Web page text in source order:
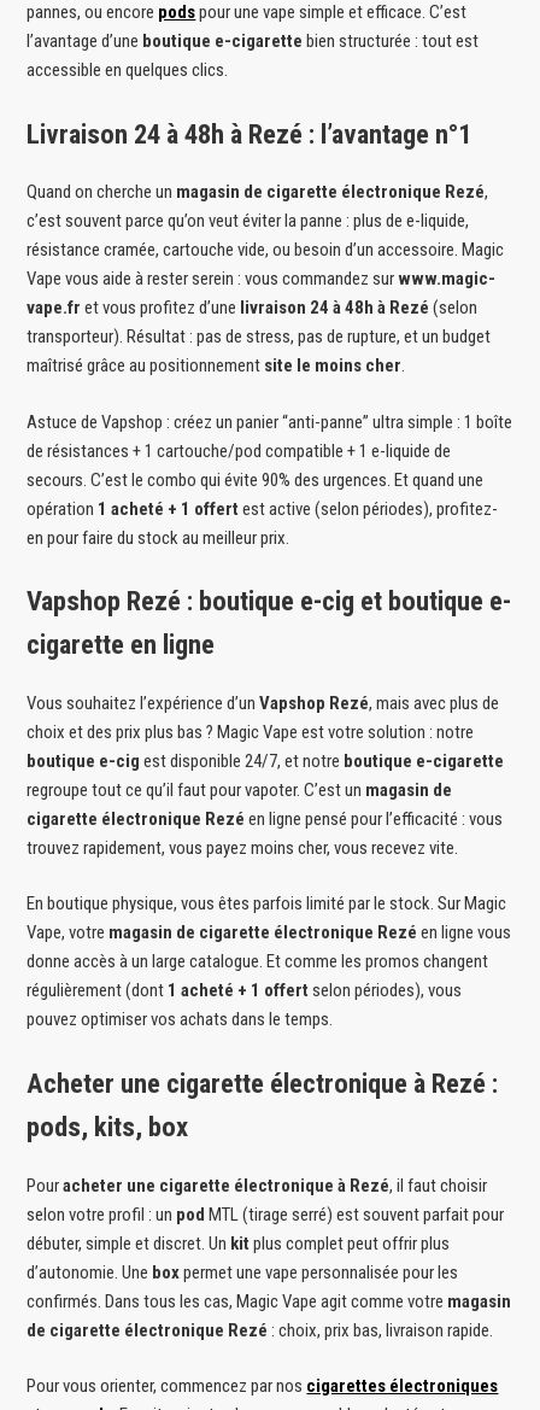
pannes, ou encore podspour une vape simple et efficace. C’est
l’avantage d’une boutique e-cigarette bien structurée : tout est
accessible en quelques clics.
Livraison 24 à 48h à Rezé : l’avantage n°1
Quand on cherche un magasin de cigarette électronique Rezé,
c’est souvent parce qu’on veut éviter la panne : plus de e-liquide,
résistance cramée, cartouche vide, ou besoin d’un accessoire. Magic
Vape vous aide à rester serein : vous commandez surwww.magic-
vape.fr et vous profitez d’une livraison 24 à 48h à Rezé (selon
transporteur). Résultat : pas de stress, pas de rupture, et un budget
maîtrisé grâce au positionnement site le moins cher.
Astuce de Vapshop : créez un panier “anti-panne” ultra simple : 1 boîte
de résistances + 1 cartouche/pod compatible + 1 e-liquide de
secours. C’est le combo qui évite 90% des urgences. Et quand une
opération 1 acheté + 1 offert est active (selon périodes), profitez-
en pour faire du stock au meilleur prix.
Vapshop Rezé : boutique e-cig et boutique e-
cigarette en ligne
Vous souhaitez l’expérience d’unVapshop Rezé, mais avec plus de
choix et des prix plus bas ? Magic Vape est votre solution : notre
boutique e-cig est disponible 24/7, et notre boutique e-cigarette
regroupe tout ce qu’il faut pour vapoter. C’est un magasin de
cigarette électronique Rezé en ligne pensé pour l’efficacité : vous
trouvez rapidement, vous payez moins cher, vous recevez vite.
En boutique physique, vous êtes parfois limité par le stock. Sur Magic
Vape, votre magasin de cigarette électronique Rezé en ligne vous
donne accès à un large catalogue. Et comme les promos changent
régulièrement (dont 1 acheté + 1 offert selon périodes), vous
pouvez optimiser vos achats dans le temps.
Acheter une cigarette électronique à Rezé :
pods, kits, box
Pouracheter une cigarette électronique à Rezé, il faut choisir
selon votre profil : un pod MTL (tirage serré) est souvent parfait pour
débuter, simple et discret. Un kit plus complet peut offrir plus
d’autonomie. Une boxpermet une vape personnalisée pour les
confirmés. Dans tous les cas, Magic Vape agit comme votre magasin
de cigarette électronique Rezé : choix, prix bas, livraison rapide.
Pour vous orienter, commencez par nos cigarettes électroniques